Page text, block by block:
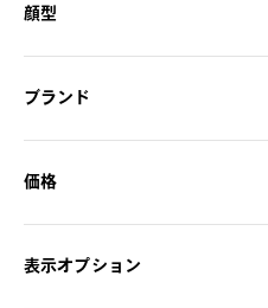
顔型
ブランド
価格
表示オプション